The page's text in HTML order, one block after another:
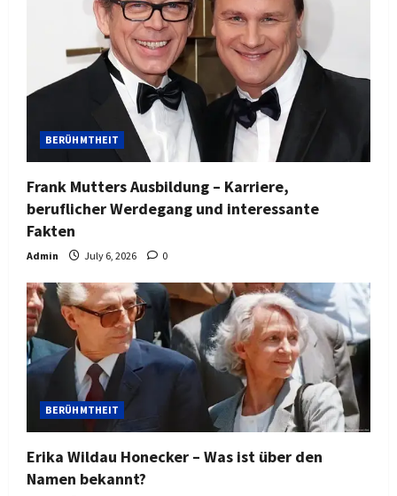
BERÜHMTHEIT
Frank Mutters Ausbildung – Karriere,
beruflicher Werdegang und interessante
Fakten
Admin July 6, 2026 0
BERÜHMTHEIT
Erika Wildau Honecker – Was ist über den
Namen bekannt?